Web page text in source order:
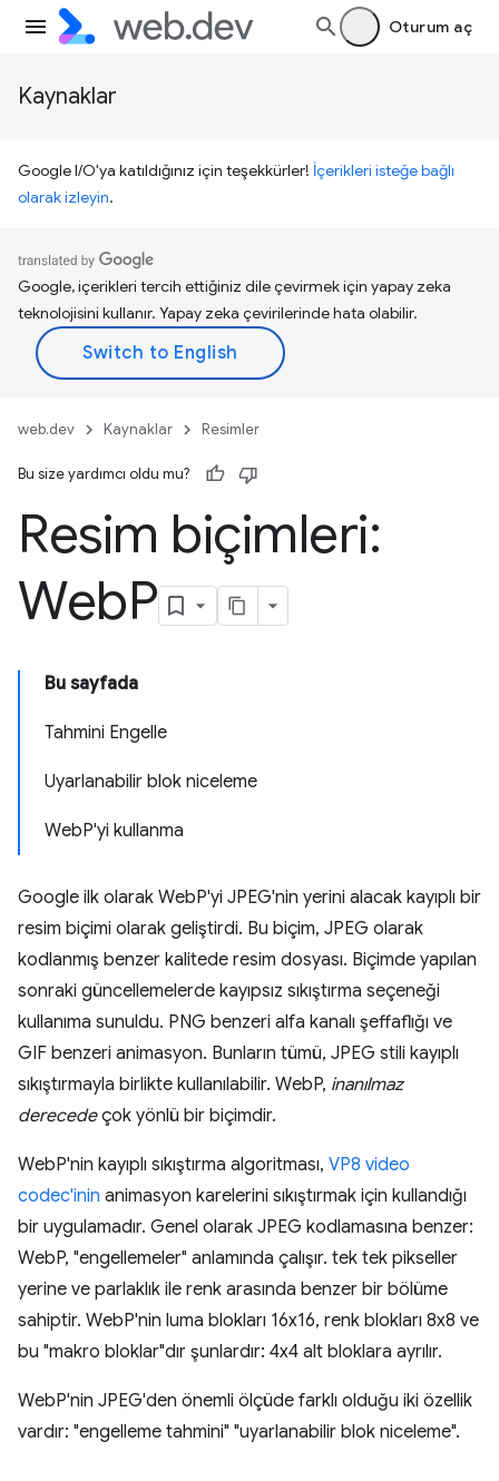
Oturum aç
Kaynaklar
Google I/O'ya katıldığınız için teşekkürler! İçerikleri isteğe bağlı
olarak izleyin.
Google, içerikleri tercih ettiğiniz dile çevirmek için yapay zeka
teknolojisini kullanır. Yapay zeka çevirilerinde hata olabilir.
web.dev Kaynaklar Resimler
Bu size yardımcı oldu mu?
Resim biçimleri:
WebP
Bu sayfada
Tahmini Engelle
Uyarlanabilir blok niceleme
WebP'yi kullanma
Google ilk olarak WebP'yi JPEG'nin yerini alacak kayıplı bir
resim biçimi olarak geliştirdi. Bu biçim, JPEG olarak
kodlanmış benzer kalitede resim dosyası. Biçimde yapılan
sonraki güncellemelerde kayıpsız sıkıştırma seçeneği
kullanıma sunuldu. PNG benzeri alfa kanalı şeffaflığı ve
GIF benzeri animasyon. Bunların tümü, JPEG stili kayıplı
sıkıştırmayla birlikte kullanılabilir. WebP, inanılmaz
derecedeçok yönlü bir biçimdir.
WebP'nin kayıplı sıkıştırma algoritması, VP8 video
codec'inin animasyon karelerini sıkıştırmak için kullandığı
bir uygulamadır. Genel olarak JPEG kodlamasına benzer:
WebP, "engellemeler" anlamında çalışır. tek tek pikseller
yerine ve parlaklık ile renk arasında benzer bir bölüme
sahiptir. WebP'nin luma blokları 16x16, renk blokları 8x8 ve
bu "makro bloklar"dır şunlardır: 4x4 alt bloklara ayrılır.
WebP'nin JPEG'den önemli ölçüde farklı olduğu iki özellik
vardır: "engelleme tahmini" "uyarlanabilir blok niceleme".